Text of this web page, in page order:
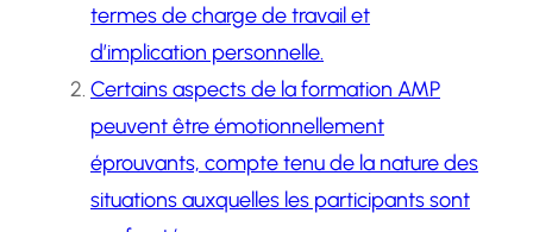
termes de charge de travail et
d’implication personnelle.
Certains aspects de la formation AMP
peuvent être émotionnellement
éprouvants, compte tenu de la nature des
situations auxquelles les participants sont